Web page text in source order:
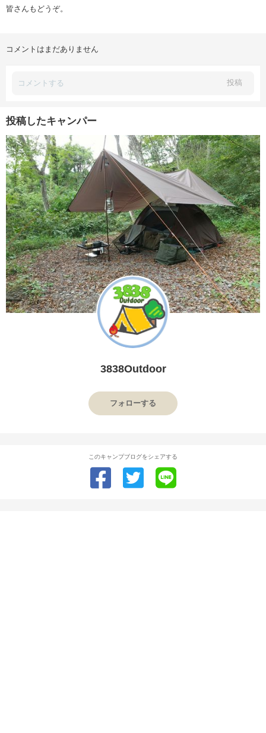
皆さんもどうぞ。
コメントはまだありません
投稿
投稿したキャンパー
3838Outdoor
フォローする
このキャンプブログをシェアする